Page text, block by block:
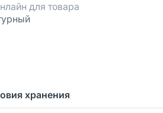
для товара
хранения